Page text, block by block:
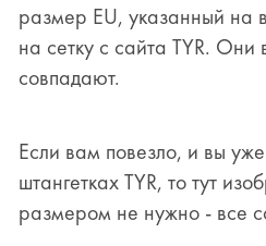
размер EU, указанный на
на сетку с сайта TYR. Они
совпадают.
Если вам повезло, и вы
штангетках TYR, то тут
размером не нужно - все